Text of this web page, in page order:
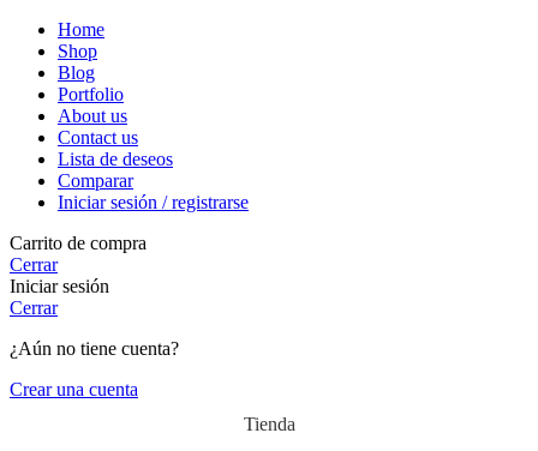
Home
Shop
Blog
Portfolio
About us
Contact us
Lista de deseos
Comparar
Iniciar sesión / registrarse
Carrito de compra
Cerrar
Iniciar sesión
Cerrar
¿Aún no tiene cuenta?
Crear una cuenta
Tienda